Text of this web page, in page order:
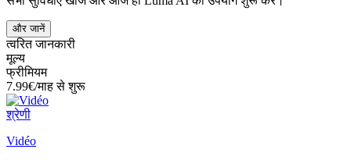
और जानें
त्वरित जानकारी
मूल्य
फ्रीमियम
7.99€/माह से शुरू
श्रेणी
Vidéo